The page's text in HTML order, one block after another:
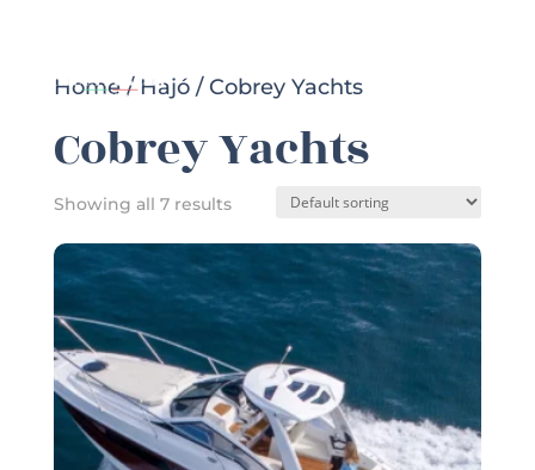
Home/Hajó/ Cobrey Yachts
Cobrey Yachts
Showing all 7 results